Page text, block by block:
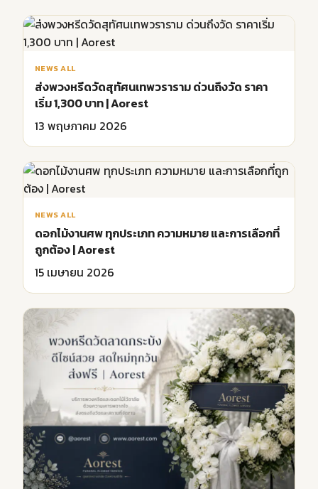
NEWS ALL
ส่งพวงหรีดวัดสุทัศนเทพวราราม ด่วนถึงวัด ราคา
เริ่ม 1,300 บาท | Aorest
13 พฤษภาคม 2026
NEWS ALL
ดอกไม้งานศพ ทุกประเภท ความหมาย และการเลือกที่
ถูกต้อง | Aorest
15 เมษายน 2026